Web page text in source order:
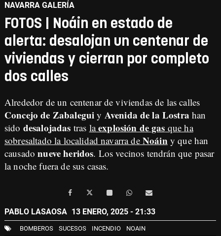
NAVARRA GALERÍA
FOTOS | Noáin en estado de
alerta: desalojan un centenar de
viviendas y cierran por completo
dos calles
Alrededor de un centenar de viviendas de las calles
Concejo de Zabaleguiy Avenida de la Lostrahan
sido desalojadas tras laexplosión de gas que ha
sobresaltado la localidad navarra de Noáin y que han
causadonueve heridos. Los vecinos tendrán que pasar
la noche fuera de sus casas.
PABLO LASAOSA 13 ENERO, 2025 - 21:33
BOMBEROS SUCESOS INCENDIO NOAIN